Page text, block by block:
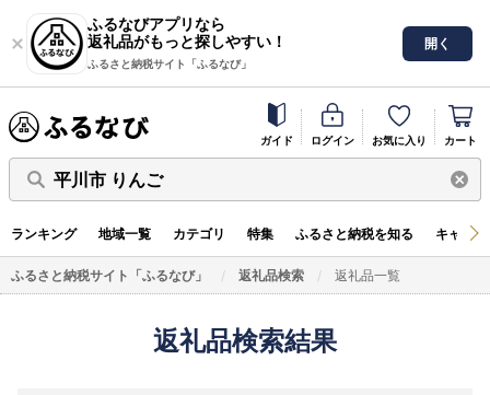
ふるなびアプリなら
返礼品がもっと探しやすい！
ふるさと納税サイト「ふるなび」
開く
ガイド ログイン お気に入り カート
平川市 りんご
ランキング 地域一覧 カテゴリ 特集 ふるさと納税を知る キャン
ふるさと納税サイト「ふるなび」 返礼品検索 返礼品一覧
返礼品検索結果